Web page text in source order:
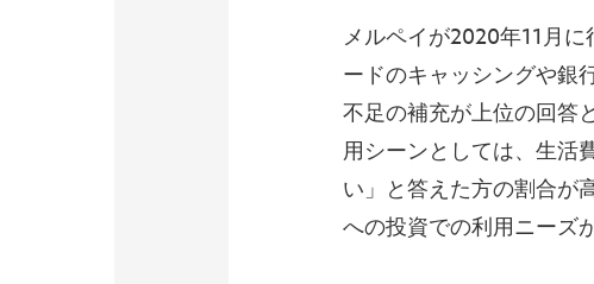
メルペイが2020年11月
ードのキャッシングや銀
不足の補充が上位の回答
用シーンとしては、生活
い」と答えた方の割合が
への投資での利用ニーズ